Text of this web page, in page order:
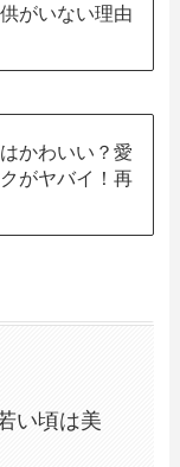
がいない理由
かわいい？愛
がヤバイ！再
い頃は美